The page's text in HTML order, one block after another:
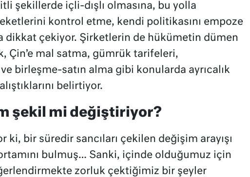
şekillerde içli-dışlı olmasına, bu yolla
kontrol etme, kendi politikasını empoze
dikkat çekiyor. Şirketlerin de hükümetin dümen
Çin’e mal satma, gümrük tarifeleri,
birleşme-satın alma gibi konularda ayrıcalık
belirtiyor.
şekil mi değiştiriyor?
ki, bir süredir sancıları çekilen değişim arayışı
bulmuş… Sanki, içinde olduğumuz için
zorluk çektiğimiz bir şeyler